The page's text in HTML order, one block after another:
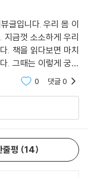
글입니다. 우리 몸 이
금껏 소소하게 우리
. 책을 읽다보면 마치
. 그때는 이렇게 궁금
아있다는 것은 무엇
0 댓글0
줄평 14